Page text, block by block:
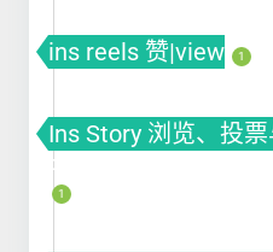
ins reels 赞|view 1
Ins Story 浏览、投
Poll
1